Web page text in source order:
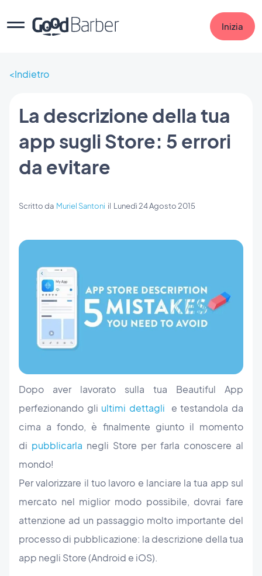
Inizia
Indietro
La descrizione della tua
app sugli Store: 5 errori
da evitare
Scritto da Muriel Santoni il Lunedì 24 Agosto 2015
Dopo aver lavorato sulla tua Beautiful App
perfezionando gli ultimi dettagli e testandola da
cima a fondo, è finalmente giunto il momento
di pubblicarla negli Store per farla conoscere al
mondo!
Per valorizzare il tuo lavoro e lanciare la tua app sul
mercato nel miglior modo possibile, dovrai fare
attenzione ad un passaggio molto importante del
processo di pubblicazione: la descrizione della tua
app negli Store (Android e iOS).